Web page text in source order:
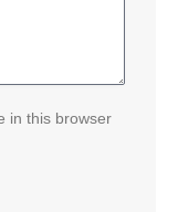
in this browser